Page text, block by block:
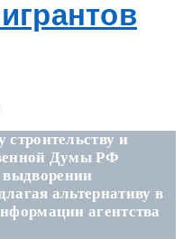
строительству и
Думы РФ
выдворении
альтернативу в
агентства